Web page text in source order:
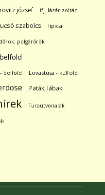
józsef ifj. lázár zoltán
szabolcs lipicai
polgárőrök
belföld Lovastusa - külföld
Paták; lábak
Túraútvonalak